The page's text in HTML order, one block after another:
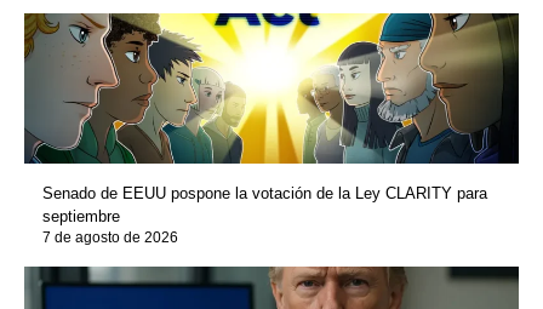
Senado de EEUU pospone la votación de la Ley CLARITY para
septiembre
7 de agosto de 2026